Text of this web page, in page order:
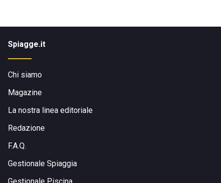
Spiagge.it
Chi siamo
Magazine
La nostra linea editoriale
Redazione
F.A.Q.
Gestionale Spiaggia